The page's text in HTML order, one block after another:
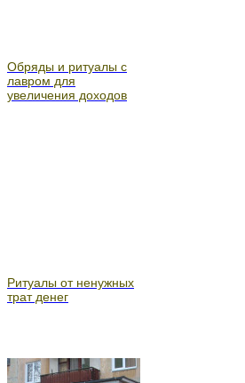
Обряды и ритуалы с
лавром для
увеличения доходов
Ритуалы от ненужных
трат денег